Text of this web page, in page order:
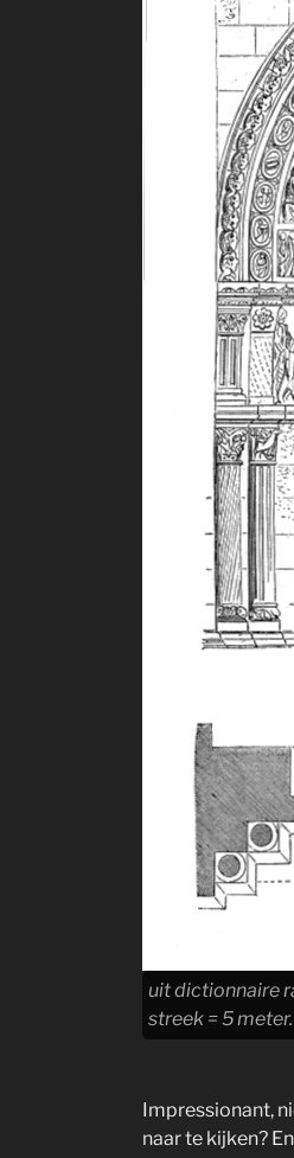
uit dictionnaire
streek = 5 meter.
Impressionant,
naar te kijken?